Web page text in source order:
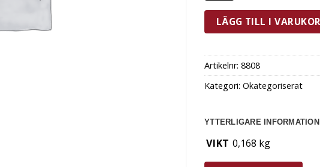
mängd
LÄGG TILL I
Artikelnr: 8808
Kategori: Okategoriserat
YTTERLIGARE INFORMATION
VIKT 0,168 kg